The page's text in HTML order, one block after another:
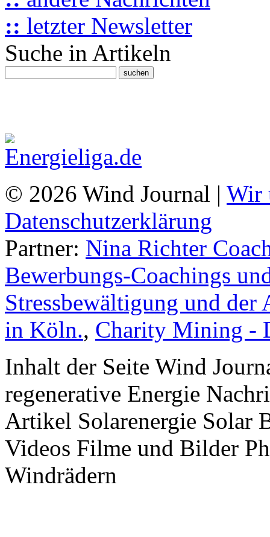
:: letzter Newsletter
Suche in Artikeln
© 2026 Wind Journal | Wir
Datenschutzerklärung
Partner: Nina Richter
Bewerbungs-Coachings
Stressbewältigung und
in Köln., Charity Mining -
Inhalt der Seite Wind
regenerative Energie
Artikel Solarenergie Solar
Videos Filme und Bilder
Windrädern